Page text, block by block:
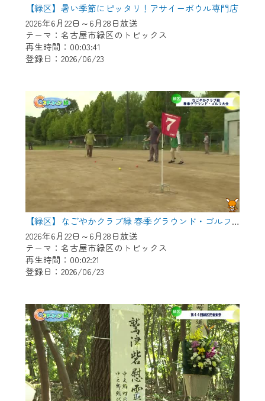
【緑区】暑い季節にピッタリ！アサイーボウル専門店
2026年6月22日～6月28日放送
テーマ：名古屋市緑区のトピックス
再生時間：00:03:41
登録日：2026/06/23
【緑区】なごやかクラブ緑 春季グラウンド・ゴルフ大会
2026年6月22日～6月28日放送
テーマ：名古屋市緑区のトピックス
再生時間：00:02:21
登録日：2026/06/23